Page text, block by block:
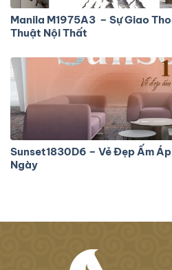
Manila M1975A3 – Sự Giao
Thuật Nội Thất
Sunset1830D6 – Vẻ Đẹp Ấm
Ngày